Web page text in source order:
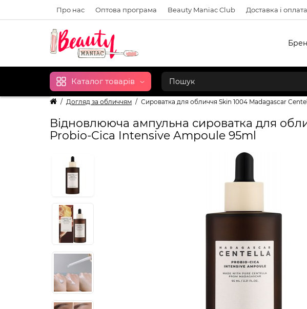
Про нас Оптова програма Beauty Maniac Club Доставка і оплата
Каталог товарів
Догляд за обличчям Сироватка для обличчя Skin 1004 Madagascar
Відновлююча ампульна сироватка для
Probio-Cica Intensive Ampoule 95ml